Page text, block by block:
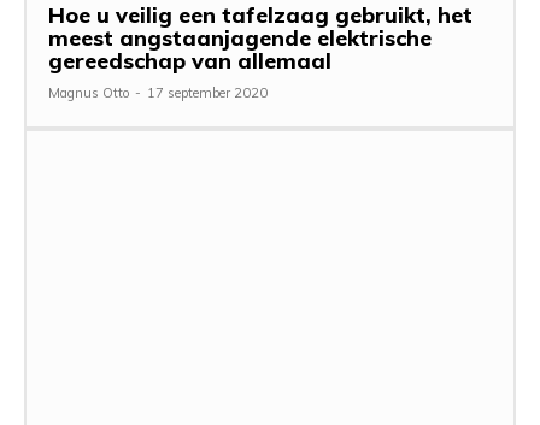
Hoe u veilig een tafelzaag gebruikt, het
meest angstaanjagende elektrische
gereedschap van allemaal
Magnus Otto - 17 september 2020